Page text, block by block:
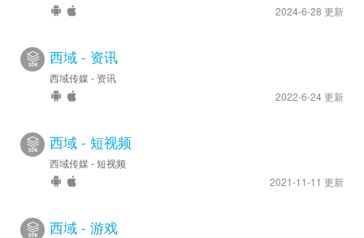
2024-6-28 更新
西域 - 资讯
西域传媒 - 资讯
2022-6-24 更新
西域 - 短视频
西域传媒 - 短视频
2021-11-11 更新
西域 - 游戏